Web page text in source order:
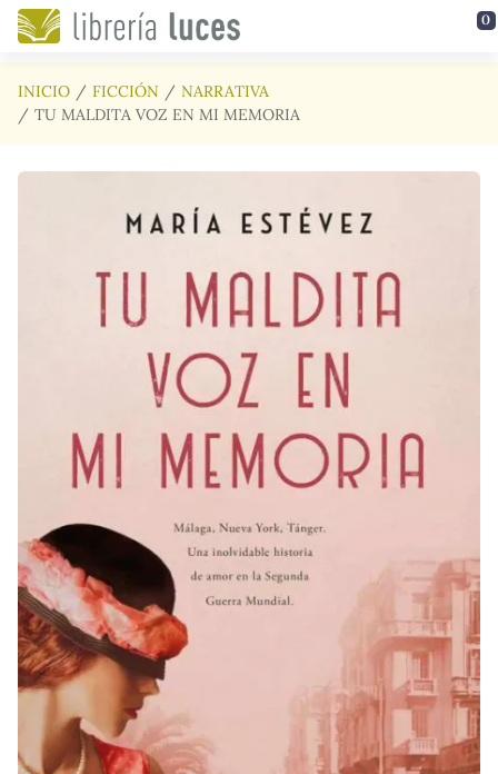
Saltar al contenido principal 0
INICIO FICCIÓN
NARRATIVA
TU MALDITA VOZ EN MI MEMORIA